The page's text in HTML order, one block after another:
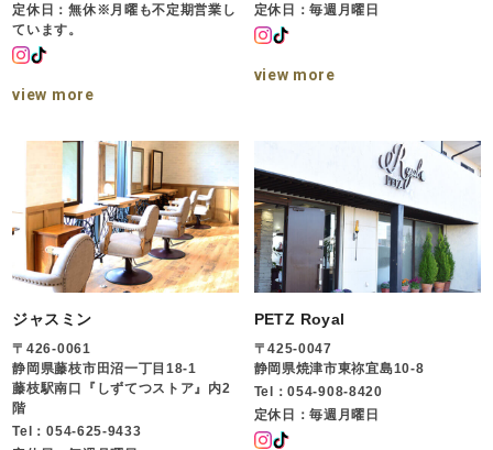
定休日：無休※月曜も不定期営業し
ています。
view more
定休日：毎週月曜日
view more
ジャスミン
〒426-0061
静岡県藤枝市田沼一丁目18-1
藤枝駅南口『しずてつストア』内2
階
Tel：054-625-9433
PETZ Royal
〒425-0047
静岡県焼津市東祢宜島10-8
Tel：054-908-8420
定休日：毎週月曜日